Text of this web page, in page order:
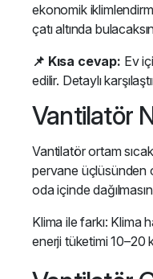
ekonomik
çatı altında
📌 Kısa cevap: Ev
edilir. Detaylı
Vantilatör
Vantilatör ortam
pervane üçlüsünden
oda içinde
Klima ile farkı: Klima
enerji tüketimi 10–20